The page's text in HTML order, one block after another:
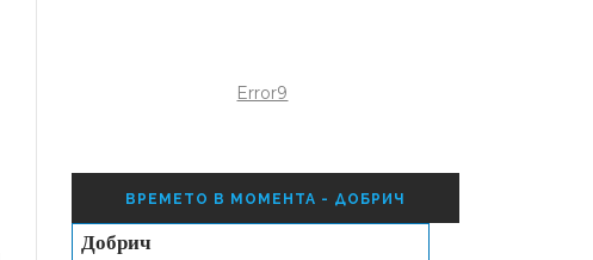
Error9
ВРЕМЕТО В МОМЕНТА - ДОБРИЧ